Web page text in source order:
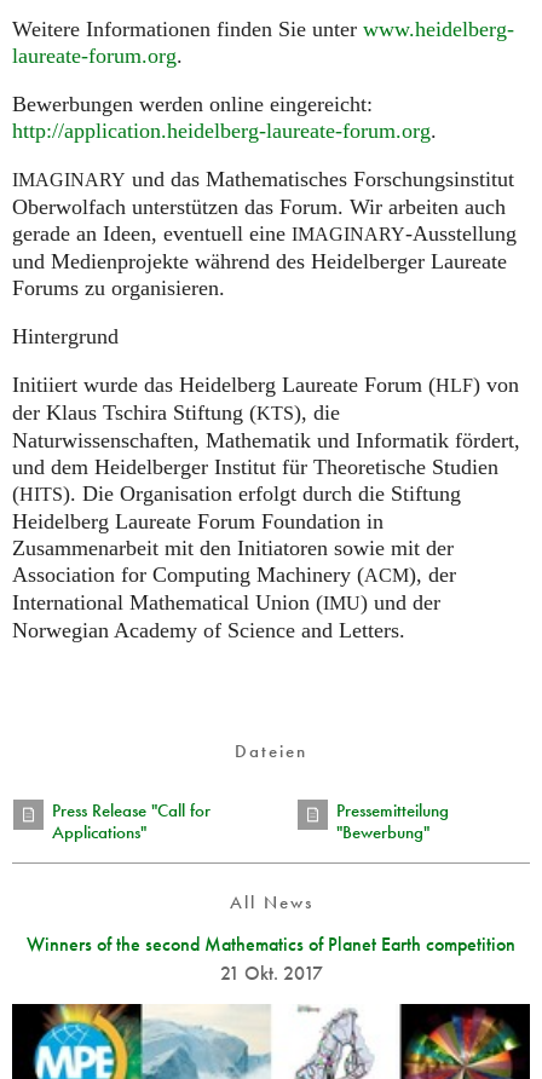
Weitere Informationen finden Sie unter www.heidelberg-
laureate-forum.org.
Bewerbungen werden online eingereicht:
http://application.heidelberg-laureate-forum.org.
IMAGINARY und das Mathematisches Forschungsinstitut
Oberwolfach unterstützen das Forum. Wir arbeiten auch
gerade an Ideen, eventuell eine IMAGINARY-Ausstellung
und Medienprojekte während des Heidelberger Laureate
Forums zu organisieren.
Hintergrund
Initiiert wurde das Heidelberg Laureate Forum (HLF) von
der Klaus Tschira Stiftung (KTS), die
Naturwissenschaften, Mathematik und Informatik fördert,
und dem Heidelberger Institut für Theoretische Studien
(HITS). Die Organisation erfolgt durch die Stiftung
Heidelberg Laureate Forum Foundation in
Zusammenarbeit mit den Initiatoren sowie mit der
Association for Computing Machinery (ACM), der
International Mathematical Union (IMU) und der
Norwegian Academy of Science and Letters.
Dateien
Press Release "Call for
Applications"
Pressemitteilung
"Bewerbung"
All News
Winners of the second Mathematics of Planet Earth competition
21 Okt. 2017